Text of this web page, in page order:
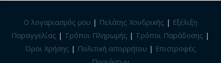
Ο λογαριασμός μου | Πελάτης Χονδρικής | Εξέλιξη
Παραγγελίας | Τρόποι Πληρωμής | Τρόποι Παράδοσης |
Όροι Χρήσης | Πολιτική απορρήτου | Επιστροφές